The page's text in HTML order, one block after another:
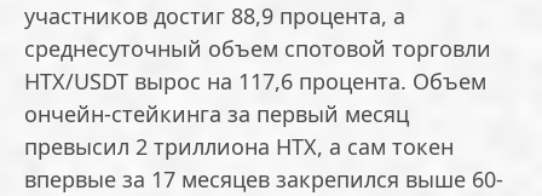
участников достиг 88,9 процента, а
среднесуточный объем спотовой торговли
HTX/USDT вырос на 117,6 процента. Объем
ончейн-стейкинга за первый месяц
превысил 2 триллиона HTX, а сам токен
впервые за 17 месяцев закрепился выше 60-